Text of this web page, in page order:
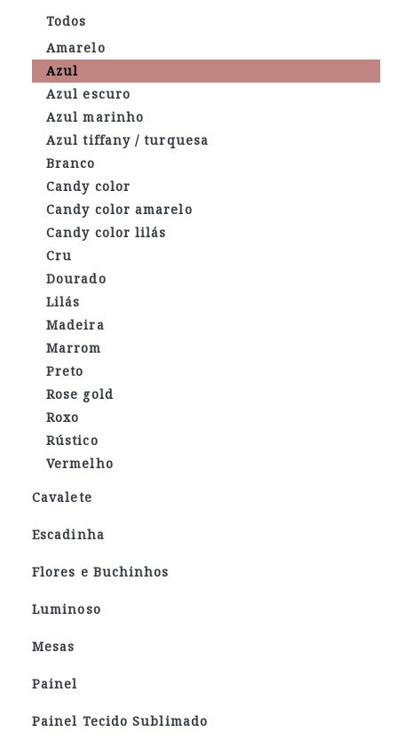
Todos
Amarelo
Azul
Azul escuro
Azul marinho
Azul tiffany / turquesa
Branco
Candy color
Candy color amarelo
Candy color lilás
Cru
Dourado
Lilás
Madeira
Marrom
Preto
Rose gold
Roxo
Rústico
Vermelho
Cavalete
Escadinha
Flores e Buchinhos
Luminoso
Mesas
Painel
Painel Tecido Sublimado